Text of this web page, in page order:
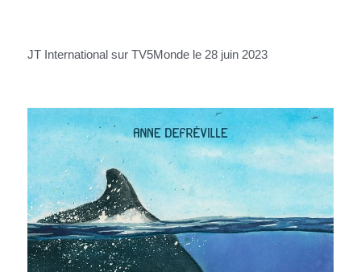
JT International sur TV5Monde le 28 juin 2023